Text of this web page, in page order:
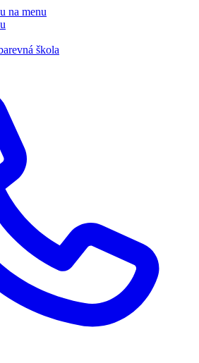
na menu
škola